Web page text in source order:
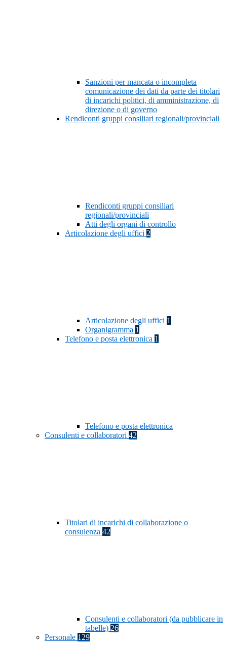
Sanzioni per mancata o incompleta
comunicazione dei dati da parte dei titolari
di incarichi politici, di amministrazione, di
direzione o di governo
Rendiconti gruppi consiliari regionali/provinciali
Rendiconti gruppi consiliari
regionali/provinciali
Atti degli organi di controllo
Articolazione degli uffici 2
Articolazione degli uffici 1
Organigramma 1
Telefono e posta elettronica 1
Telefono e posta elettronica
Consulenti e collaboratori 42
Titolari di incarichi di collaborazione o
consulenza 42
Consulenti e collaboratori (da pubblicare in
tabelle) 26
Personale 129